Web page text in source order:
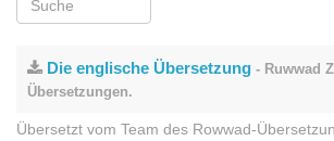
Die englische Übersetzung - Ruwwad
Übersetzungen.
Übersetzt vom Team des Rowwad-